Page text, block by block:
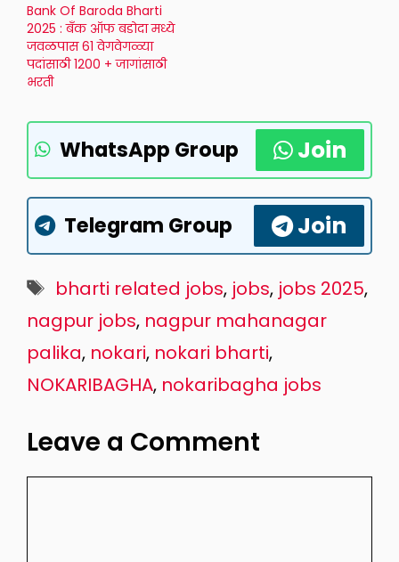
Bank Of Baroda Bharti
2025 : बँक ऑफ बडोदा मध्ये
जवळपास 61 वेगवेगळ्या
पदांसाठी 1200 + जागांसाठी
भरती
WhatsApp Group Join
Telegram Group Join
Tags
bharti related jobs, jobs, jobs 2025,
nagpur jobs, nagpur mahanagar
palika, nokari, nokari bharti,
NOKARIBAGHA, nokaribagha jobs
Leave a Comment